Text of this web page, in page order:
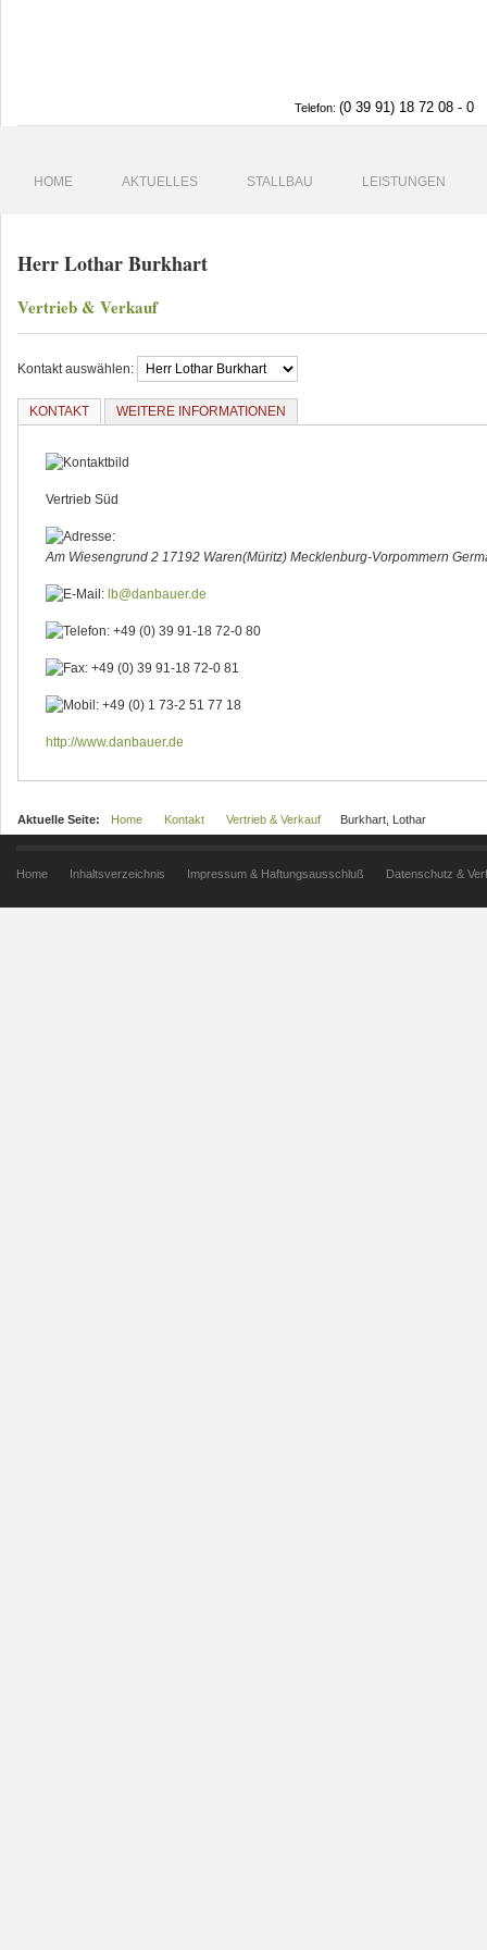
Telefon: (0 39 91) 18 72 08 - 0
HOME AKTUELLES STALLBAU LEISTUNGEN
Herr Lothar Burkhart
Vertrieb & Verkauf
Kontakt auswählen:
KONTAKT WEITERE INFORMATIONEN
Vertrieb Süd
Am Wiesengrund 2 17192 Waren(Müritz) Mecklenburg-Vorpommern
lb@danbauer.de
+49 (0) 39 91-18 72-0 80
+49 (0) 39 91-18 72-0 81
+49 (0) 1 73-2 51 77 18
http://www.danbauer.de
Aktuelle Seite: Home Kontakt Vertrieb & Verkauf Burkhart, Lothar
Home Inhaltsverzeichnis Impressum & Haftungsausschluß Datenschutz &